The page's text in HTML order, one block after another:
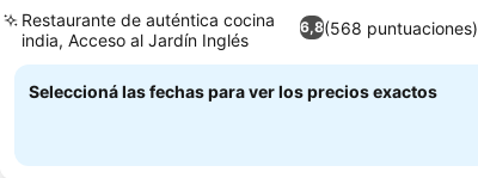
6,8(568 puntuaciones)
Restaurante de auténtica cocina
india, Acceso al Jardín Inglés
Seleccioná las fechas para ver los precios exactos